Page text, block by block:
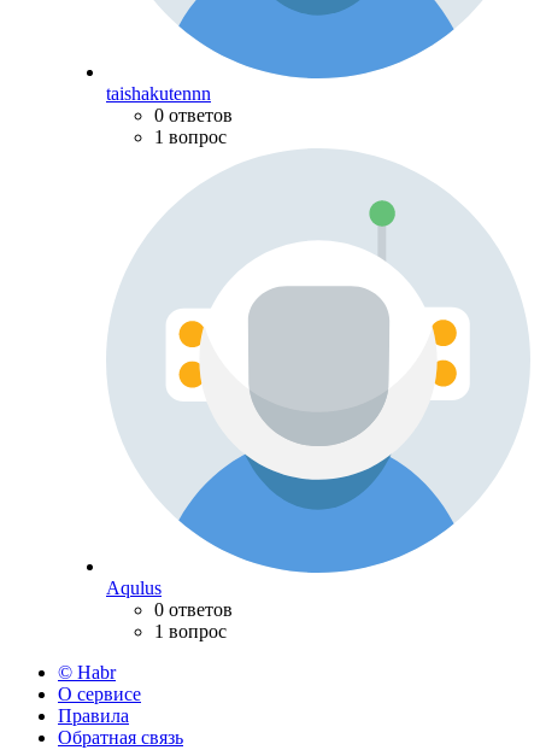
taishakutennn
0 ответов
1 вопрос
Aqulus
0 ответов
1 вопрос
© Habr
О сервисе
Правила
Обратная связь